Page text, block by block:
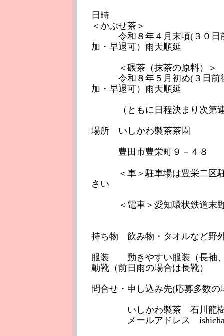
日時
＜かぶせ茶＞
令和８年４月末頃(３０日前
加・早退可）雨天順延
＜碾茶（抹茶の原料）＞
令和８年５月初め(３日前後
加・早退可）雨天順延
（ともに日程決まり次第連
場所 いしかわ製茶茶園
豊田市豊栄町９－４８
＜車＞駐車場は豊栄二区駐
さい
＜電車＞愛知環状鉄道末野
持ち物 飲み物・タオルなど野
服装 動きやすい服装（長袖、
動靴（前日雨の場合は長靴）
問合せ・申し込み先(応募多数
いしかわ製茶 石川龍樹
メールアドレス